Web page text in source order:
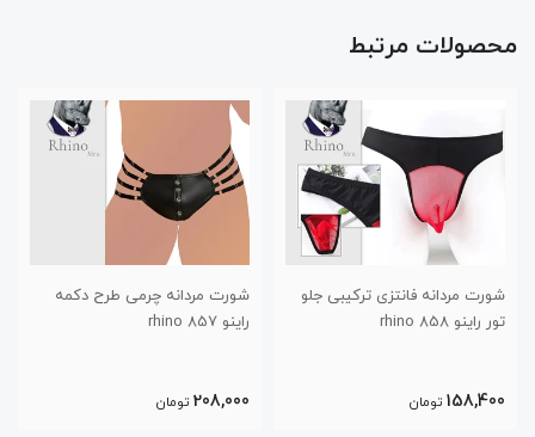
محصولات مرتبط
شورت مردانه فانتزی ترکیبی جلو
تور راینو 858 rhino
158,400 تومان
شورت مردانه چرمی طرح دکمه
راینو 857 rhino
208,000 تومان